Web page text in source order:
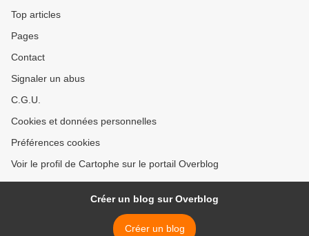
Top articles
Pages
Contact
Signaler un abus
C.G.U.
Cookies et données personnelles
Préférences cookies
Voir le profil de Cartophe sur le portail Overblog
Créer un blog sur Overblog
Créer un blog